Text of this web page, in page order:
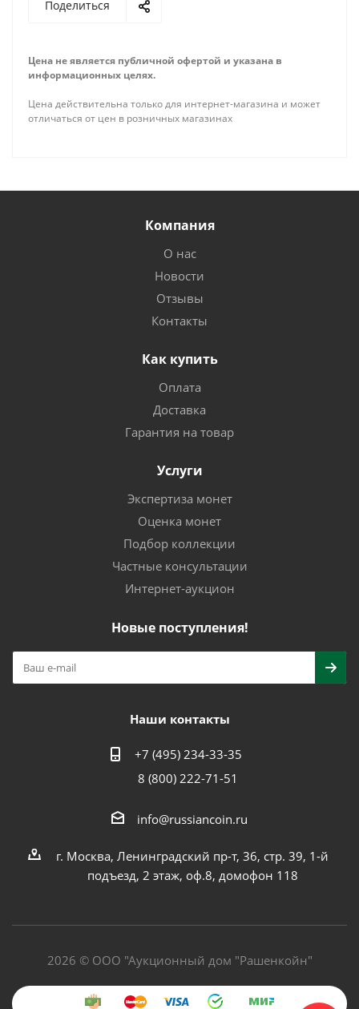
Поделиться
Цена не является публичной офертой и указана в
информационных целях.
Цена действительна только для интернет-магазина и может
отличаться от цен в розничных магазинах
Компания
О нас
Новости
Отзывы
Контакты
Как купить
Оплата
Доставка
Гарантия на товар
Услуги
Экспертиза монет
Оценка монет
Подбор коллекции
Частные консультации
Интернет-аукцион
Новые поступления!
Наши контакты
+7 (495) 234-33-35
8 (800) 222-71-51
info@russiancoin.ru
г. Москва, Ленинградский пр-т, 36, стр. 39, 1-й
подъезд, 2 этаж, оф.8, домофон 118
2026 © ООО "Аукционный дом "Рашенкойн"